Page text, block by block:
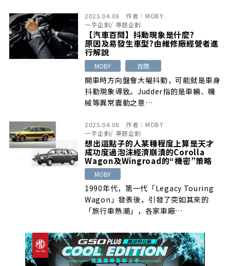
2025.04.08 作者： MOBY
一手企劃/ 專題企劃
【汽車百問】抖動現象是什麼?
原因及易發生車型?由維修廠經營者進
行解說
MOBY 百問
開車時方向盤會大幅抖動，可能就是車身
抖動現象導致。Judder指的是車輛、機
械等異常震動之意…
2025.04.08 作者： MOBY
一手企劃/ 專題企劃
想出這點子的人某種程度上算是天才
成功度過泡沫經濟崩潰的Corolla
Wagon及Wingroad的“機密”策略
MOBY
1990年代，第一代「Legacy Touring
Wagon」發表後，引發了突如其來的
「旅行車熱潮」，各家車廠…